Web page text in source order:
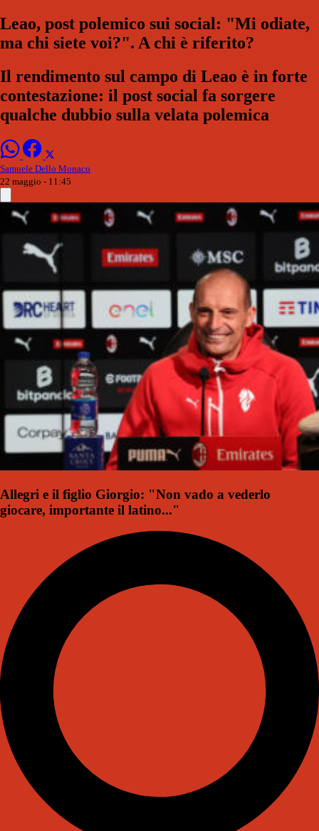
Leao, post polemico sui social: "Mi odiate,
ma chi siete voi?". A chi è riferito?
Il rendimento sul campo di Leao è in forte
contestazione: il post social fa sorgere
qualche dubbio sulla velata polemica
Samuele Dello Monaco
22 maggio - 11:45
Allegri e il figlio Giorgio: "Non vado a vederlo
giocare, importante il latino..."